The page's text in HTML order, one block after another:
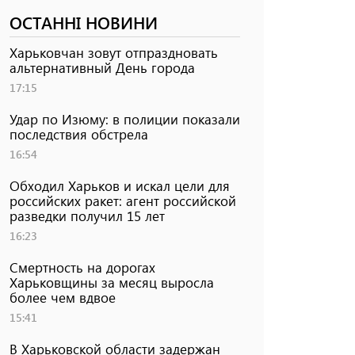
ОСТАННІ НОВИНИ
Харьковчан зовут отпраздновать
альтернативный День города
17:15
Удар по Изюму: в полиции показали
последствия обстрела
16:54
Обходил Харьков и искал цели для
российских ракет: агент российской
разведки получил 15 лет
16:23
Смертность на дорогах
Харьковщины за месяц выросла
более чем вдвое
15:41
В Харьковской области задержан